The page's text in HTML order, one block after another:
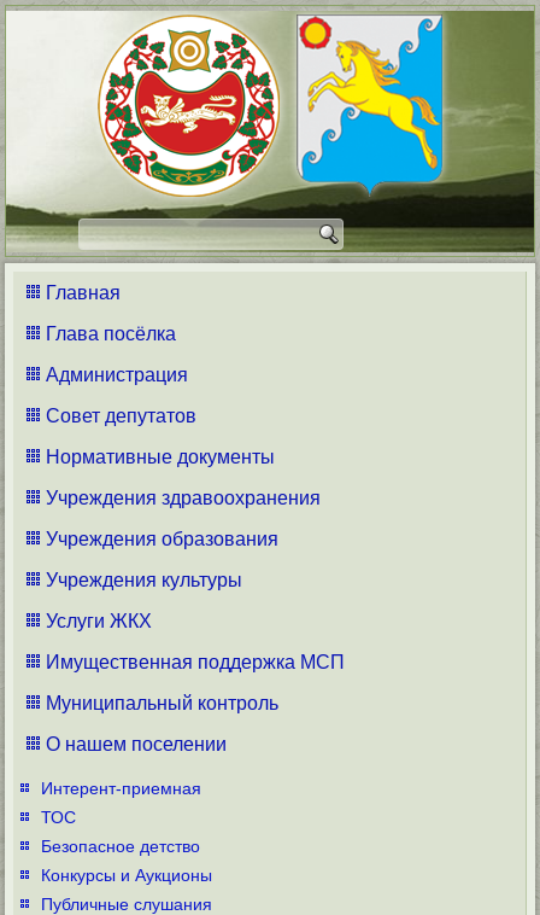
Главная
Глава посёлка
Администрация
Совет депутатов
Нормативные документы
Учреждения здравоохранения
Учреждения образования
Учреждения культуры
Услуги ЖКХ
Имущественная поддержка МСП
Муниципальный контроль
О нашем поселении
Интерент-приемная
ТОС
Безопасное детство
Конкурсы и Аукционы
Публичные слушания